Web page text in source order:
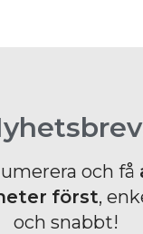
och få
först,
och snabbt!